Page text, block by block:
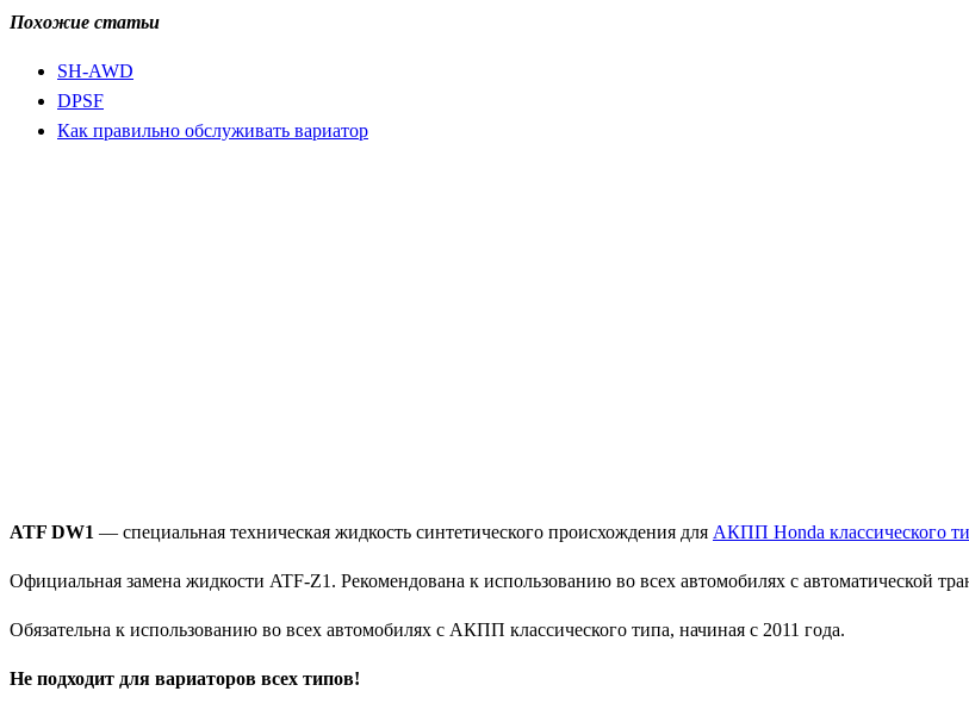
Похожие статьи
SH-AWD
DPSF
Как правильно обслуживать вариатор
ATF DW1 — специальная техническая жидкость синтетического происхождения для АКПП Honda классического
Официальная замена жидкости ATF-Z1. Рекомендована к использованию во всех автомобилях с автоматической
Обязательна к использованию во всех автомобилях с АКПП классического типа, начиная с 2011 года.
Не подходит для вариаторов всех типов!